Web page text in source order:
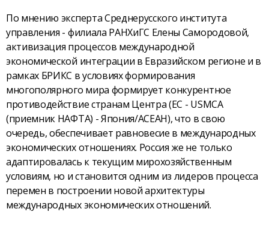
По мнению эксперта Среднерусского института
управления - филиала РАНХиГС Елены Самородовой,
активизация процессов международной
экономической интеграции в Евразийском регионе и в
рамках БРИКС в условиях формирования
многополярного мира формирует конкурентное
противодействие странам Центра (ЕС - USMCA
(приемник НАФТА) - Япония/АСЕАН), что в свою
очередь, обеспечивает равновесие в международных
экономических отношениях. Россия же не только
адаптировалась к текущим мирохозяйственным
условиям, но и становится одним из лидеров процесса
перемен в построении новой архитектуры
международных экономических отношений.